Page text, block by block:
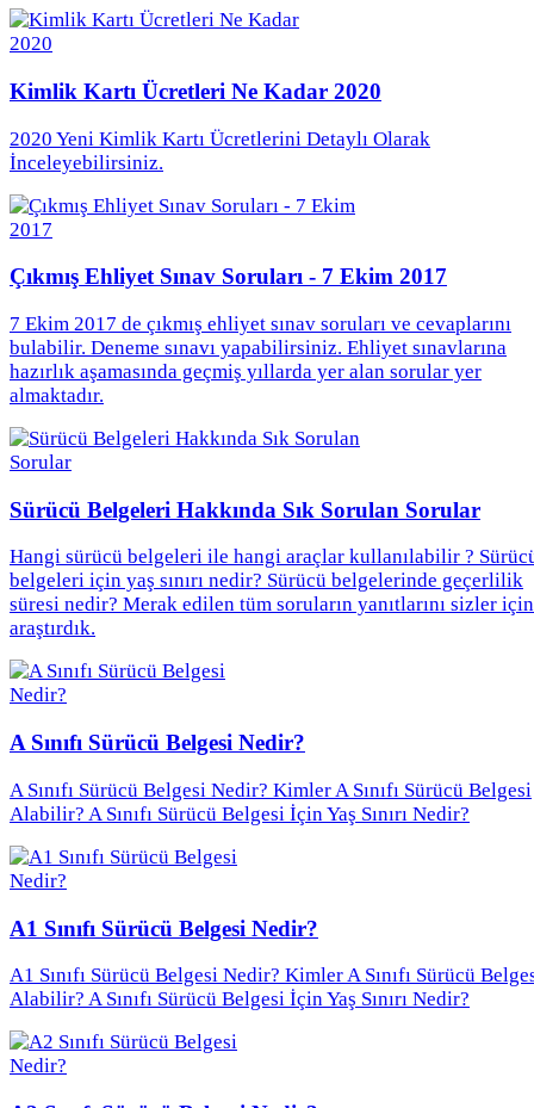
Kimlik Kartı Ücretleri Ne Kadar 2020
2020 Yeni Kimlik Kartı Ücretlerini Detaylı Olarak
İnceleyebilirsiniz.
Çıkmış Ehliyet Sınav Soruları - 7 Ekim 2017
7 Ekim 2017 de çıkmış ehliyet sınav soruları ve cevaplarını
bulabilir. Deneme sınavı yapabilirsiniz. Ehliyet sınavlarına
hazırlık aşamasında geçmiş yıllarda yer alan sorular yer
almaktadır.
Sürücü Belgeleri Hakkında Sık Sorulan Sorular
Hangi sürücü belgeleri ile hangi araçlar kullanılabilir ?
belgeleri için yaş sınırı nedir? Sürücü belgelerinde geçerlilik
süresi nedir? Merak edilen tüm soruların yanıtlarını sizler için
araştırdık.
A Sınıfı Sürücü Belgesi Nedir?
A Sınıfı Sürücü Belgesi Nedir? Kimler A Sınıfı Sürücü Belgesi
Alabilir? A Sınıfı Sürücü Belgesi İçin Yaş Sınırı Nedir?
A1 Sınıfı Sürücü Belgesi Nedir?
A1 Sınıfı Sürücü Belgesi Nedir? Kimler A Sınıfı Sürücü
Alabilir? A Sınıfı Sürücü Belgesi İçin Yaş Sınırı Nedir?